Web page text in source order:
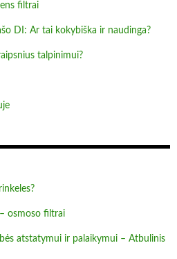
filtrai
DI: Ar tai kokybiška ir naudinga?
talpinimui?
osmoso filtrai
atstatymui ir palaikymui – Atbulinis